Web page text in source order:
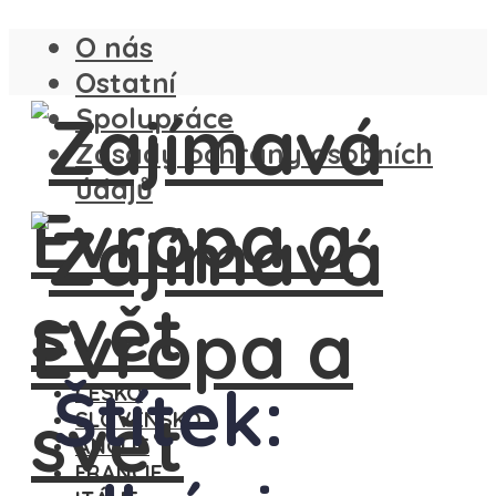
O nás
Ostatní
Spolupráce
Zásady ochrany osobních
údajů
ČESKO
SLOVENSKO
ANGLIE
FRANCIE
Štítek: